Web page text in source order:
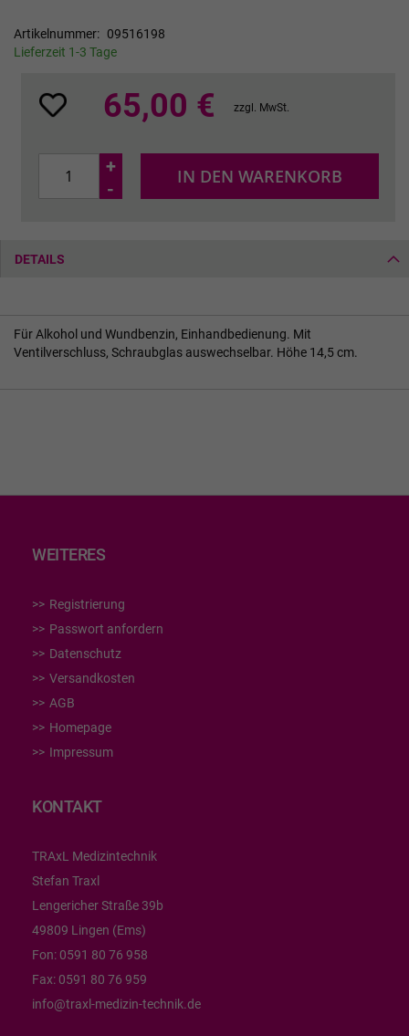
Artikelnummer
09516198
Lieferzeit 1-3 Tage
65,00 € zzgl. MwSt.
+
-
IN DEN WARENKORB
DETAILS
Für Alkohol und Wundbenzin, Einhandbedienung. Mit
Ventilverschluss, Schraubglas auswechselbar. Höhe 14,5 cm.
WEITERES
Registrierung
Passwort anfordern
Datenschutz
Versandkosten
AGB
Homepage
Impressum
KONTAKT
TRAxL Medizintechnik
Stefan Traxl
Lengericher Straße 39b
49809 Lingen (Ems)
Fon: 0591 80 76 958
Fax: 0591 80 76 959
info@traxl-medizin-technik.de